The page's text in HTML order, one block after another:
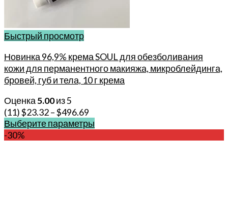
Быстрый просмотр
Новинка 96,9% крема SOUL для обезболивания
кожи для перманентного макияжа, микроблейдинга,
бровей, губ и тела, 10 г крема
Оценка5.00из 5
(11)$23.32–$496.69
Выберите параметры
Этот
-30%